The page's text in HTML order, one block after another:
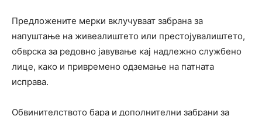
Предложените мерки вклучуваат забрана за
напуштање на живеалиштето или престојувалиштето,
обврска за редовно јавување кај надлежно службено
лице, како и привремено одземање на патната
исправа.
Обвинителството бара и дополнителни забрани за